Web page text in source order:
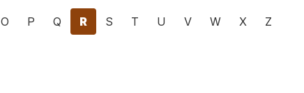
O P Q R S T U V W X Z